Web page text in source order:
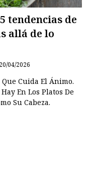
tendencias de
allá de lo
04/2026
Cuida El Ánimo.
En Los Platos De
Su Cabeza.